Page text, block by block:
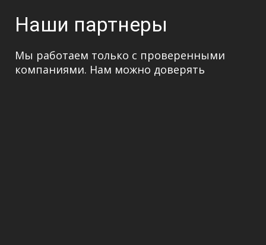
Наши партнеры
Мы работаем только с проверенными
компаниями. Нам можно доверять